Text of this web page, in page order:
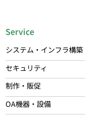
Service
システム・インフラ構築
セキュリティ
制作・販促
OA機器・設備